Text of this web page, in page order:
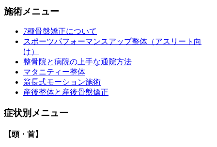
施術メニュー
7種骨盤矯正について
スポーツパフォーマンスアップ整体（アスリート向
け）
整骨院と病院の上手な通院方法
マタニティー整体
翁長式モーション施術
産後整体と産後骨盤矯正
症状別メニュー
【頭・首】